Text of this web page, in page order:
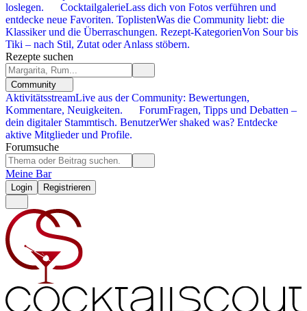
loslegen.
CocktailgalerieLass dich von Fotos verführen und
entdecke neue Favoriten. ToplistenWas die Community liebt: die
Klassiker und die Überraschungen. Rezept-KategorienVon Sour bis
Tiki – nach Stil, Zutat oder Anlass stöbern.
Rezepte suchen
Community
AktivitätsstreamLive aus der Community: Bewertungen,
Kommentare, Neuigkeiten.
ForumFragen, Tipps und Debatten –
dein digitaler Stammtisch. BenutzerWer shaked was? Entdecke
aktive Mitglieder und Profile.
Forumsuche
Meine Bar
Login Registrieren